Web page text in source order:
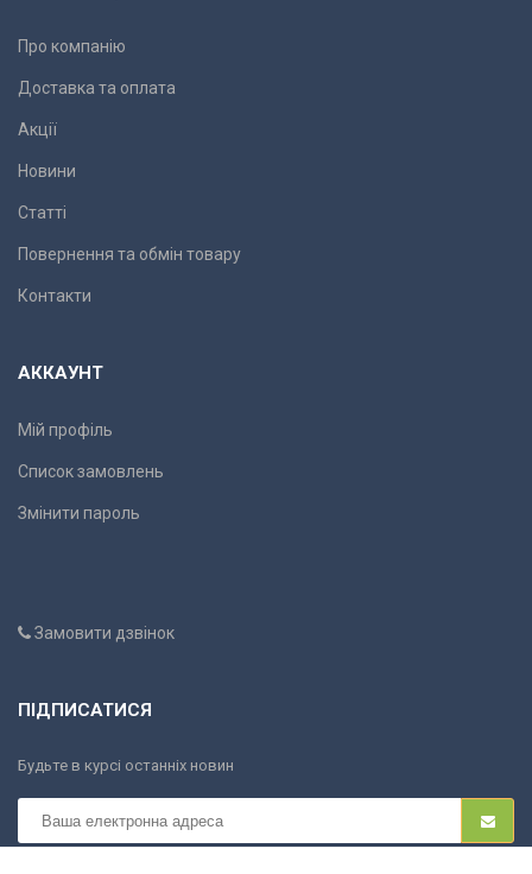
Про компанію
Доставка та оплата
Акції
Новини
Статті
Повернення та обмін товару
Контакти
АККАУНТ
Мій профіль
Список замовлень
Змінити пароль
Замовити дзвінок
ПІДПИСАТИСЯ
Будьте в курсі останніх новин